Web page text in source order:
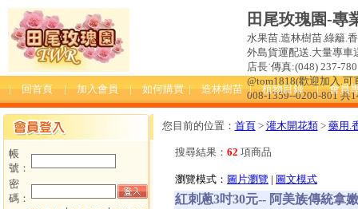
田尾玫瑰園-專
水果苗.造林樹苗.綠籬.
外島貨運配送.大量專車
店長˙傳真:(048) 237-
@tom1818(歡迎加入.
008-1359--0200-801 共
| 回首頁 | 加入會員 | 如何購買 | 造林樹苗 | 植物目錄 | 會員
帳
號：
密
碼：
您目前的位置： 首頁> 灌木開花類> 藥用.
搜尋結果： 62 項商品
瀏覽模式： 圖片瀏覽 | 圖文模式
紅刺蔥3吋30元-- 阿美族傳統拿